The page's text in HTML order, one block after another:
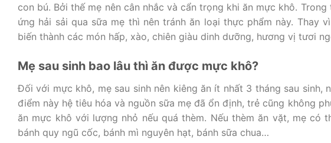
con bú. Bởi thế mẹ nên cân nhắc và cẩn trọng khi ăn mực khô.
ứng hải sải qua sữa mẹ thì nên tránh ăn loại thực phẩm này. Thay
biến thành các món hấp, xào, chiên giàu dinh dưỡng, hương vị tươi
Mẹ sau sinh bao lâu thì ăn được mực khô?
Đối với mực khô, mẹ sau sinh nên kiêng ăn ít nhất 3 tháng sau sinh,
điểm này hệ tiêu hóa và nguồn sữa mẹ đã ổn định, trẻ cũng không
ăn mực khô với lượng nhỏ nếu quá thèm. Nếu thèm ăn vặt, mẹ có
bánh quy ngũ cốc, bánh mì nguyên hạt, bánh sữa chua…